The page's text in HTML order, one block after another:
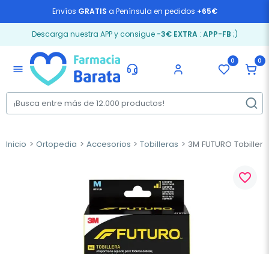
Envíos GRATIS a Península en pedidos +65€
Descarga nuestra APP y consigue -3€ EXTRA: APP-FB ;)
menu
0 0
Inicio Ortopedia Accesorios Tobilleras 3M FUTURO
favorite_border